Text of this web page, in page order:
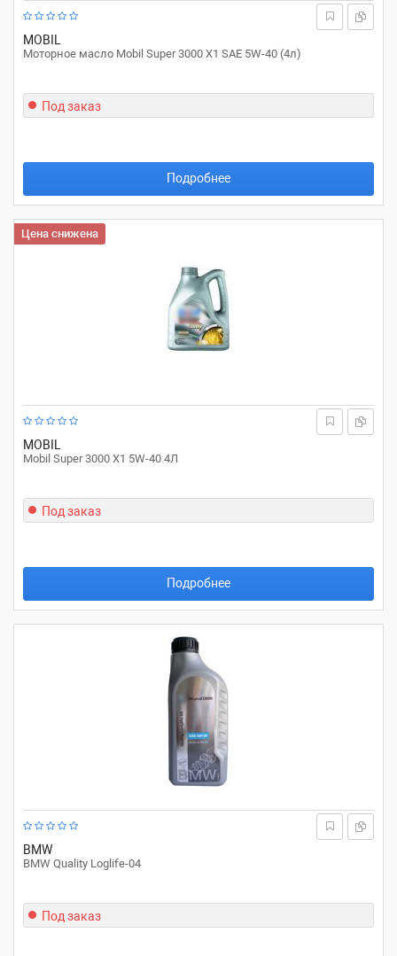
MOBIL
Моторное масло Mobil Super 3000 X1 SAE 5W-40 (4л)
Под заказ
Подробнее
MOBIL
Mobil Super 3000 X1 5W-40 4Л
Цена снижена
Под заказ
Подробнее
BMW
BMW Quality Loglife-04
Под заказ